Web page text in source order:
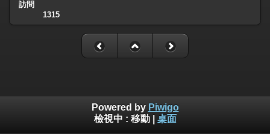
訪問
1315
Powered by Piwigo
檢視中 : 移動| 桌面